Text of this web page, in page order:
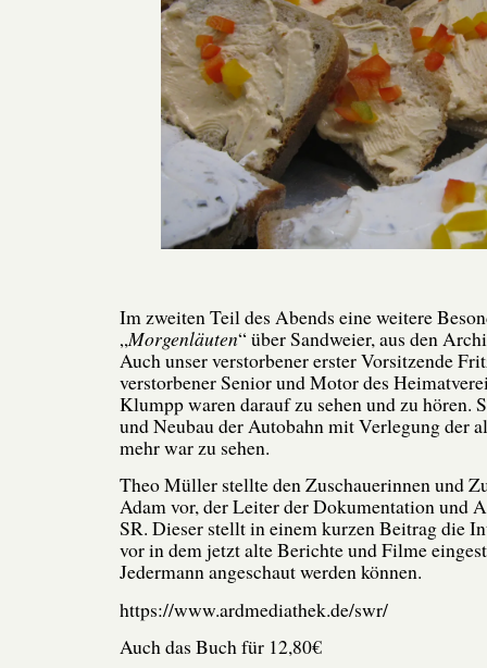
Im zweiten Teil des Abends eine weitere
„Morgenläuten“ über Sandweier, aus den
Auch unser verstorbener erster Vorsitzende
verstorbener Senior und Motor des
Klumpp waren darauf zu sehen und zu hören.
und Neubau der Autobahn mit Verlegung der
mehr war zu sehen.
Theo Müller stellte den Zuschauerinnen und
Adam vor, der Leiter der Dokumentation und
SR. Dieser stellt in einem kurzen Beitrag die
vor in dem jetzt alte Berichte und Filme
Jedermann angeschaut werden können.
https://www.ardmediathek.de/swr/
Auch das Buch für 12,80€